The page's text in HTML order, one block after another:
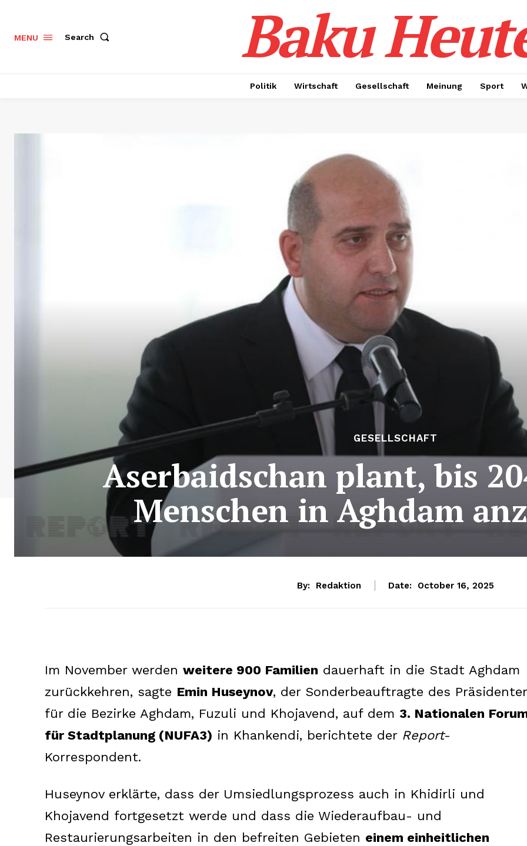
MENU Search Baku
Politik Wirtschaft Gesellschaft Meinung Sport
GESELLSCHAFT
Aserbaidschan plant, bis
Menschen in Aghdam
By: Redaktion Date: October 16, 2025
Im November werden weitere 900 Familien dauerhaft in die Stadt Aghdam
zurückkehren, sagte Emin Huseynov, der Sonderbeauftragte des
für die Bezirke Aghdam, Fuzuli und Khojavend, auf dem 3. Nationalen
für Stadtplanung (NUFA3) in Khankendi, berichtete der Report-
Korrespondent.
Huseynov erklärte, dass der Umsiedlungsprozess auch in Khidirli und
Khojavend fortgesetzt werde und dass die Wiederaufbau- und
Restaurierungsarbeiten in den befreiten Gebieten einem einheitlichen